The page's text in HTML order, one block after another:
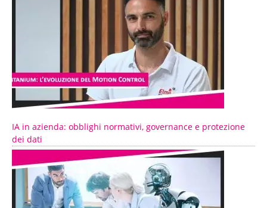
IA in azienda: obblighi normativi, governance e protezione
dei dati